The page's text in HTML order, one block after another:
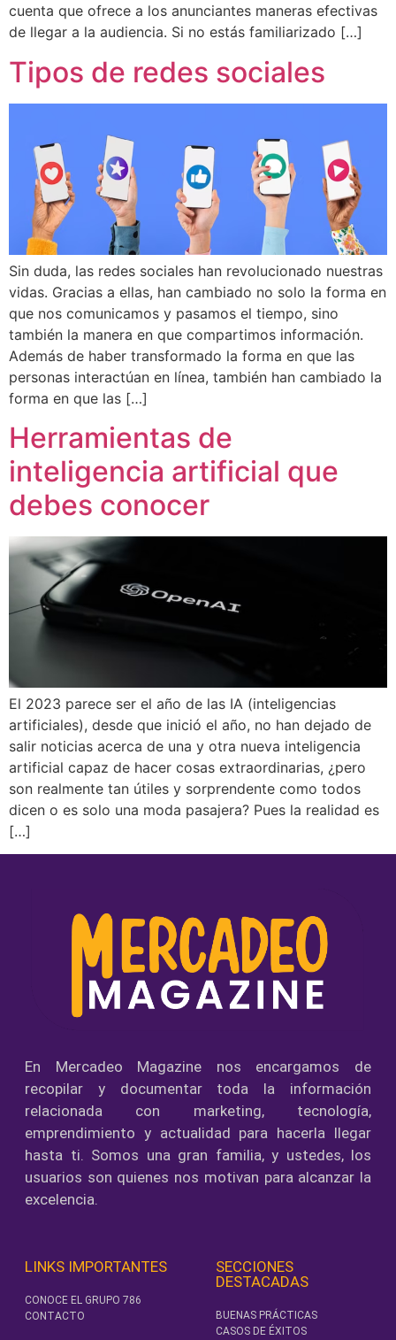
cuenta que ofrece a los anunciantes maneras efectivas
de llegar a la audiencia. Si no estás familiarizado […]
Tipos de redes sociales
Sin duda, las redes sociales han revolucionado nuestras
vidas. Gracias a ellas, han cambiado no solo la forma en
que nos comunicamos y pasamos el tiempo, sino
también la manera en que compartimos información.
Además de haber transformado la forma en que las
personas interactúan en línea, también han cambiado la
forma en que las […]
Herramientas de
inteligencia artificial que
debes conocer
El 2023 parece ser el año de las IA (inteligencias
artificiales), desde que inició el año, no han dejado de
salir noticias acerca de una y otra nueva inteligencia
artificial capaz de hacer cosas extraordinarias, ¿pero
son realmente tan útiles y sorprendente como todos
dicen o es solo una moda pasajera? Pues la realidad es
[…]
En Mercadeo Magazine nos encargamos de
recopilar y documentar toda la información
relacionada con marketing, tecnología,
emprendimiento y actualidad para hacerla llegar
hasta ti. Somos una gran familia, y ustedes, los
usuarios son quienes nos motivan para alcanzar la
excelencia.
LINKS IMPORTANTES
CONOCE EL GRUPO 786
CONTACTO
SECCIONES
DESTACADAS
BUENAS PRÁCTICAS
CASOS DE ÉXITOS